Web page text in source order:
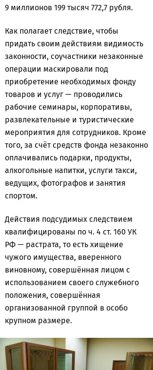
9 миллионов 199 тысяч 772,7 рубля.
Как полагает следствие, чтобы
придать своим действиям видимость
законности, соучастники незаконные
операции маскировали под
приобретение необходимых фонду
товаров и услуг — проводились
рабочие семинары, корпоративы,
развлекательные и туристические
мероприятия для сотрудников. Кроме
того, за счёт средств фонда незаконно
оплачивались подарки, продукты,
алкогольные напитки, услуги такси,
ведущих, фотографов и занятия
спортом.
Действия подсудимых следствием
квалифицированы по ч. 4 ст. 160 УК
РФ — растрата, то есть хищение
чужого имущества, вверенного
виновному, совершённая лицом с
использованием своего служебного
положения, совершённая
организованной группой в особо
крупном размере.